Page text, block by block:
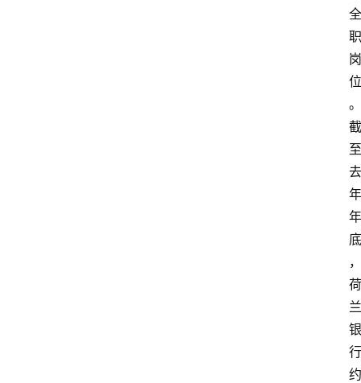
全
职
岗
位
。
截
至
去
年
年
底
，
荷
兰
银
行
约